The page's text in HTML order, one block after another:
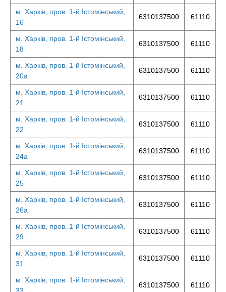
м. Харків, пров. 1-й Істомінський,
16
6310137500 61110
м. Харків, пров. 1-й Істомінський,
18
6310137500 61110
м. Харків, пров. 1-й Істомінський,
20а
6310137500 61110
м. Харків, пров. 1-й Істомінський,
21
6310137500 61110
м. Харків, пров. 1-й Істомінський,
22
6310137500 61110
м. Харків, пров. 1-й Істомінський,
24а
6310137500 61110
м. Харків, пров. 1-й Істомінський,
25
6310137500 61110
м. Харків, пров. 1-й Істомінський,
26а
6310137500 61110
м. Харків, пров. 1-й Істомінський,
29
6310137500 61110
м. Харків, пров. 1-й Істомінський,
31
6310137500 61110
м. Харків, пров. 1-й Істомінський,
6310137500 61110